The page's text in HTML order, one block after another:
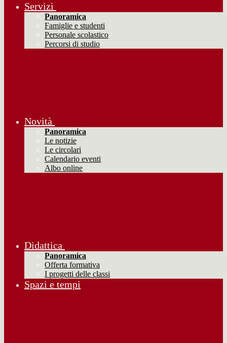
Servizi
Panoramica
Famiglie e studenti
Personale scolastico
Percorsi di studio
Novità
Panoramica
Le notizie
Le circolari
Calendario eventi
Albo online
Didattica
Panoramica
Offerta formativa
I progetti delle classi
Spazi e tempi